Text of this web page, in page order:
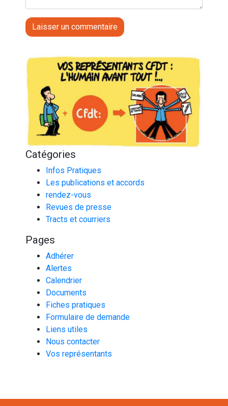
Catégories
Infos Pratiques
Les publications et accords
rendez-vous
Revues de presse
Tracts et courriers
Pages
Adhérer
Alertes
Calendrier
Documents
Fiches pratiques
Formulaire de demande
Liens utiles
Nous contacter
Vos représentants